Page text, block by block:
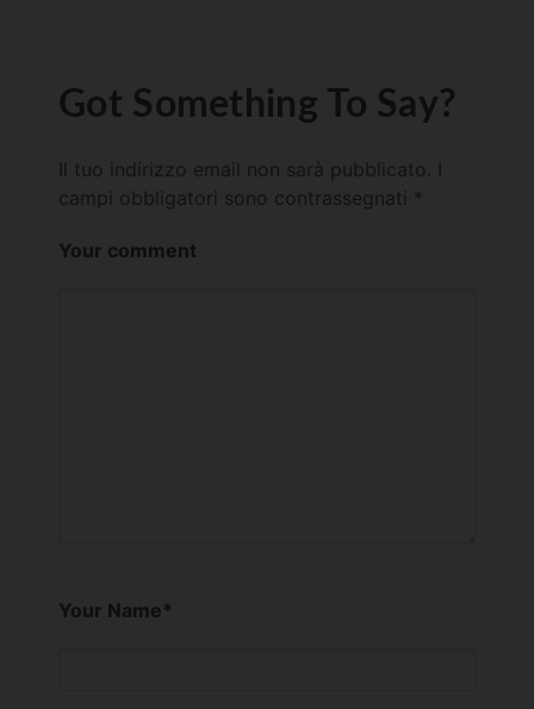
Got Something To Say?
Il tuo indirizzo email non sarà pubblicato.
campi obbligatori sono contrassegnati *
Your comment
Your Name*